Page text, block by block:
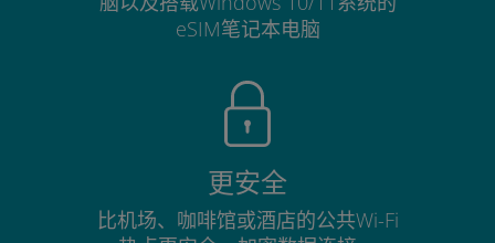
eSIM笔记本电脑
更安全
比机场、咖啡馆或酒店的公共Wi-Fi